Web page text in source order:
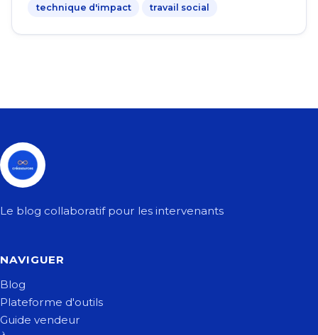
technique d'impact travail social
Le blog collaboratif pour les intervenants
NAVIGUER
Blog
Plateforme d'outils
Guide vendeur